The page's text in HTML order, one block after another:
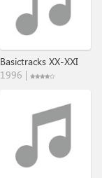
Basictracks XX-XXI
1996 |